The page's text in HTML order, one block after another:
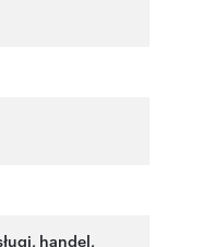
, handel,